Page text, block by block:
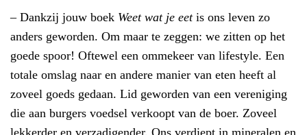
– Dankzij jouw boek Weet wat je eetis ons leven zo
anders geworden. Om maar te zeggen: we zitten op het
goede spoor! Oftewel een ommekeer van lifestyle. Een
totale omslag naar en andere manier van eten heeft al
zoveel goeds gedaan. Lid geworden van een vereniging
die aan burgers voedsel verkoopt van de boer. Zoveel